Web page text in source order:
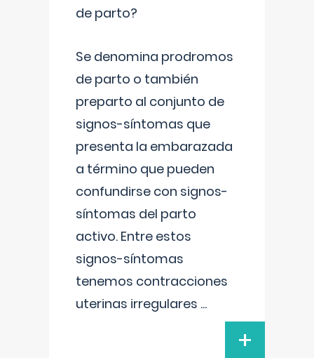
de parto?
Se denomina prodromos
de parto o también
preparto al conjunto de
signos-síntomas que
presenta la embarazada
a término que pueden
confundirse con signos-
síntomas del parto
activo. Entre estos
signos-síntomas
tenemos contracciones
uterinas irregulares ...
+